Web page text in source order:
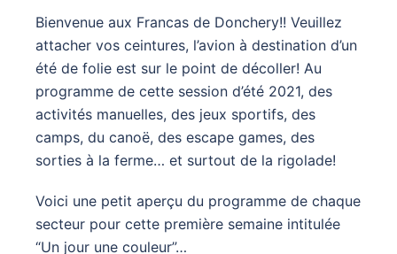
Bienvenue aux Francas de Donchery!! Veuillez
attacher vos ceintures, l’avion à destination d’un
été de folie est sur le point de décoller! Au
programme de cette session d’été 2021, des
activités manuelles, des jeux sportifs, des
camps, du canoë, des escape games, des
sorties à la ferme… et surtout de la rigolade!
Voici une petit aperçu du programme de chaque
secteur pour cette première semaine intitulée
“Un jour une couleur”…